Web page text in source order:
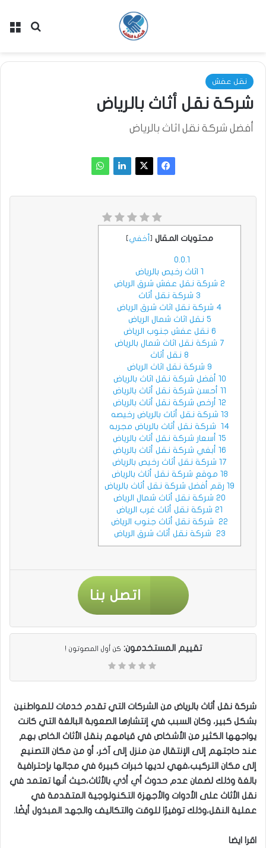
بحث
نقل عفش
شركة نقل أثاث بالرياض
أفضل شركة نقل اثاث بالرياض
محتويات المقال [ أخفي]
0.0.1
1 اثاث رخيص بالرياض
2 شركة نقل عفش شرق الرياض
3 شركة نقل أثاث
4 شركة نقل اثاث شرق الرياض
5 نقل اثاث شمال الرياض
6 نقل عفش جنوب الرياض
7 شركة نقل اثاث شمال بالرياض
8 نقل أثاث
9 شركة نقل اثاث الرياض
10 أفضل شركة نقل اثاث بالرياض
11 أحسن شركة نقل أثاث بالرياض
12 أرخص شركة نقل أثاث بالرياض
13 شركة نقل أثاث بالرياض رخيصه
14 شركة نقل أثاث بالرياض مجربه
15 أسعار شركة نقل أثاث بالرياض
16 أبغي شركة نقل أثاث بالرياض
17 شركة نقل أثاث رخيص بالرياض
18 موقع شركة نقل أثاث بالرياض
19 رقم أفضل شركة نقل أثاث بالرياض
20 شركة نقل أثاث شمال الرياض
21 شركة نقل أثاث غرب الرياض
22 شركة نقل أثاث جنوب الرياض
23 شركة نقل أثاث شرق الرياض
اتصل بنا
تقييم المستخدمون: كن أول المصوتون !
شركة نقل أثاث بالرياض من الشركات التي تقدم خدمات للمواطنين
بشكل كبير، وكان السبب في إنتشارها الصعوبة البالغة التي كانت
يواجهها الكثير من الأشخاص في قيامهم بنقل الأثاث الخاص بهم
عند حاجتهم إلى الإنتقال من منزل إلى آخر، أو من مكان التصنيع
إلى مكان التركيب،فهي لديها خبرات كبيرة في مجالها بإحترافية
بالغة وذلك لضمان عدم حدوث أي أذي بالأثاث،حيث أنها تعتمد في
نقل الأثاث على الأدوات والأجهزة التكنولوجية المتقدمة في
عملية النقل،وذلك توفيرًا للوقت والتكاليف والجهد المبذول أيضًا.
اقرا ايضا